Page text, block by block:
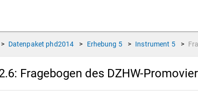
> Datenpaket phd2014 > Erhebung 5 > Instrument 5 >
Fragebogen des DZHW-